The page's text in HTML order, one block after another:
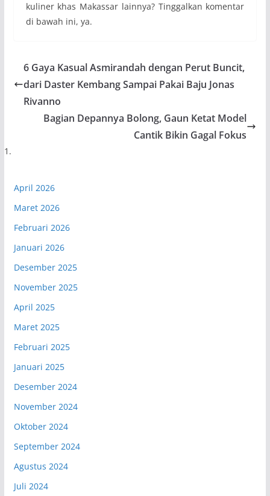
kuliner khas Makassar lainnya? Tinggalkan komentar
di bawah ini, ya.
6 Gaya Kasual Asmirandah dengan Perut Buncit,
dari Daster Kembang Sampai Pakai Baju Jonas
Rivanno
Bagian Depannya Bolong, Gaun Ketat Model
Cantik Bikin Gagal Fokus
April 2026
Maret 2026
Februari 2026
Januari 2026
Desember 2025
November 2025
April 2025
Maret 2025
Februari 2025
Januari 2025
Desember 2024
November 2024
Oktober 2024
September 2024
Agustus 2024
Juli 2024